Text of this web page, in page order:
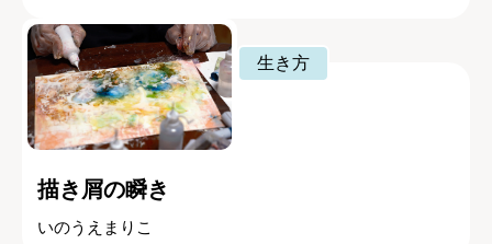
生き方
描き屑の瞬き
いのうえまりこ